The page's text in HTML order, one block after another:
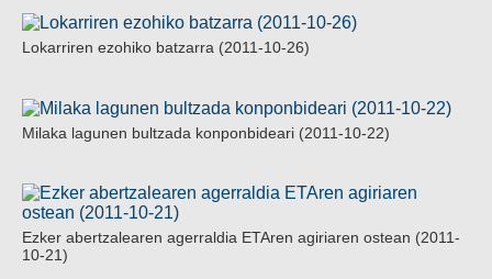
Lokarriren ezohiko batzarra (2011-10-26)
Milaka lagunen bultzada konponbideari (2011-10-22)
Ezker abertzalearen agerraldia ETAren agiriaren ostean (2011-
10-21)